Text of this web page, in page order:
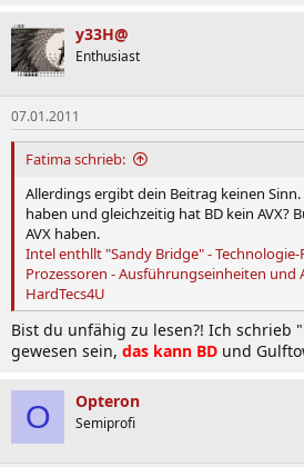
y33H@
Enthusiast
07.01.2011
Fatima schrieb:
Allerdings ergibt dein Beitrag keinen Sinn.
haben und gleichzeitig hat BD kein AVX?
AVX haben.
Intel enthllt "Sandy Bridge" -
Prozessoren - Ausführungseinheiten und
HardTecs4U
Bist du unfähig zu lesen?! Ich schrieb
gewesen sein, das kann BD und
O Opteron
Semiprofi